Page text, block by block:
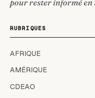
pour rester informé en
RUBRIQUES
AFRIQUE
AMÉRIQUE
CDEAO